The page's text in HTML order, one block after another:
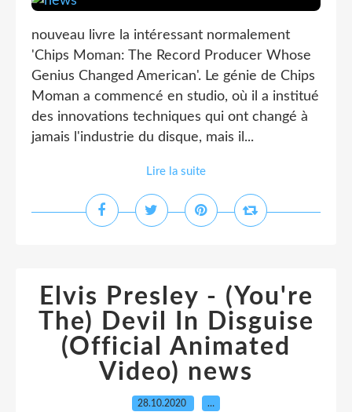
nouveau livre la intéressant normalement
'Chips Moman: The Record Producer Whose
Genius Changed American'. Le génie de Chips
Moman a commencé en studio, où il a institué
des innovations techniques qui ont changé à
jamais l'industrie du disque, mais il...
Lire la suite
Elvis Presley - (You're
The) Devil In Disguise
(Official Animated
Video) news
28.10.2020 …